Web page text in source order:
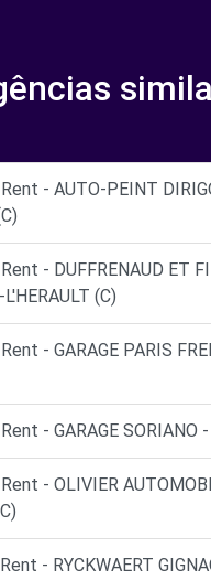
- AUTO-PEINT
- DUFFRENAUD ET
(C)
- GARAGE PARIS
- GARAGE SORIANO
- OLIVIER
- RYCKWAERT